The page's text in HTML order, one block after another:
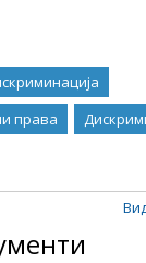
реформата
права